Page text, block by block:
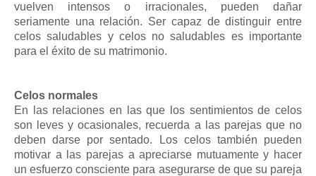
vuelven intensos o irracionales, pueden dañar
seriamente una relación. Ser capaz de distinguir entre
celos saludables y celos no saludables es importante
para el éxito de su matrimonio.
Celos normales
En las relaciones en las que los sentimientos de celos
son leves y ocasionales, recuerda a las parejas que no
deben darse por sentado. Los celos también pueden
motivar a las parejas a apreciarse mutuamente y hacer
un esfuerzo consciente para asegurarse de que su pareja